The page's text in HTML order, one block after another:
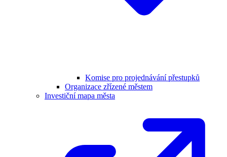
Komise pro projednávání přestupků
Organizace zřízené městem
Investiční mapa města